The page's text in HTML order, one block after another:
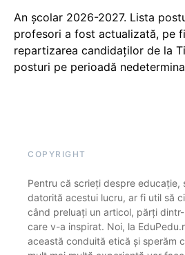
An școlar 2026-2027. Lista
profesori a fost actualizată, pe
repartizarea candidaților de la
posturi pe perioadă
COPYRIGHT
Pentru că scrieți despre educație,
datorită acestui lucru, ar fi util să
când preluați un articol, părți
care v-a inspirat. Noi, la
această conduită etică și sperăm